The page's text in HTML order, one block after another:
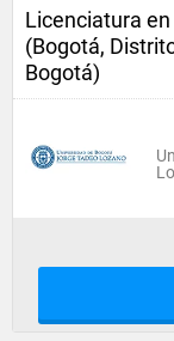
Licenciatura
(Bogotá,
Bogotá)